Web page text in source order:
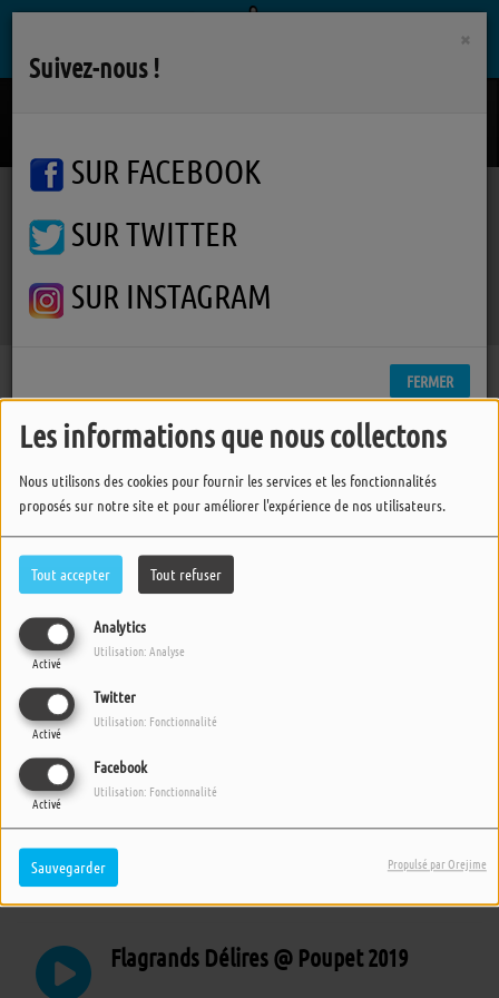
Les informations que nous collectons
Nous utilisons des cookies pour fournir les services et les fonctionnalités
proposés sur notre site et pour améliorer l'expérience de nos utilisateurs.
Tout accepter Tout refuser
Analytics
Activé
Utilisation: Analyse
Twitter
Activé
Utilisation: Fonctionnalité
Facebook
Activé
Utilisation: Fonctionnalité
Sauvegarder Propulsé par Orejime
Podcasts Autres interviews
Poupet 2019
Les Caméléons @ Poupet 2019
The Limiñanas @ Poupet 2019
Flagrands Délires @ Poupet 2019
×
Suivez-nous !
SUR FACEBOOK
SUR TWITTER
SUR INSTAGRAM
FERMER